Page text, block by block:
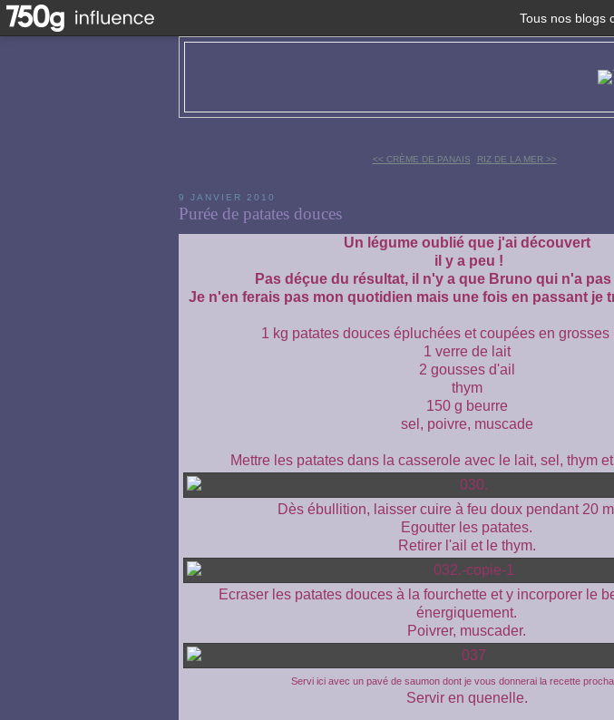
Tous nos blogs
<< CRÈME DE PANAIS RIZ DE LA MER >>
9 JANVIER 2010
Purée de patates douces
Un légume oublié que j'ai découvert
il y a peu !
Pas déçue du résultat, il n'y a que Bruno qui n'a
Je n'en ferais pas mon quotidien mais une fois en passant je
1 kg patates douces épluchées et coupées en grosses
1 verre de lait
2 gousses d'ail
thym
150 g beurre
sel, poivre, muscade
Mettre les patates dans la casserole avec le lait, sel, thym
Dès ébullition, laisser cuire à feu doux pendant 20
Egoutter les patates.
Retirer l'ail et le thym.
Ecraser les patates douces à la fourchette et y incorporer le
énergiquement.
Poivrer, muscader.
Servi ici avec un pavé de saumon dont je vous donnerai la recette
Servir en quenelle.